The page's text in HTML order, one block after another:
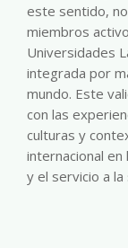
este sentido,
miembros
Universidades
integrada por
mundo. Este
con las
culturas y
internacional en
y el servicio a la